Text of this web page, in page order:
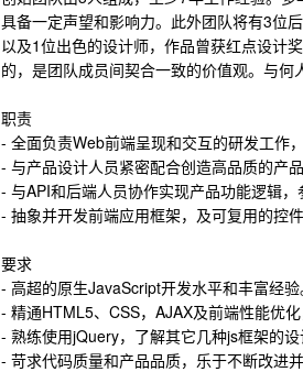
具备一定声望和影响力。此外团队将有3位
以及1位出色的设计师，作品曾获红点设计
的，是团队成员间契合一致的价值观。与何
职责
- 全面负责Web前端呈现和交互的研发工作
- 与产品设计人员紧密配合创造高品质的产
- 与API和后端人员协作实现产品功能逻辑，
- 抽象并开发前端应用框架，及可复用的控件
要求
- 高超的原生JavaScript开发水平和丰富经
- 精通HTML5、CSS，AJAX及前端性能优
- 熟练使用jQuery，了解其它几种js框架的
- 苛求代码质量和产品品质，乐于不断改进